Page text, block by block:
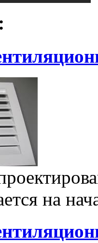
на